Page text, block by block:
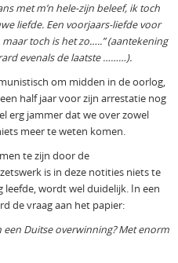
met m’n hele-zijn beleef, ik toch
liefde. Een voorjaars-liefde voor
toch is het zo…..” (aantekening
evenals de laatste ………).
om midden in de oorlog,
half jaar voor zijn arrestatie nog
erg jammer dat we over zowel
meer te weten komen.
te zijn door de
is in deze notities niets te
wordt wel duidelijk. In een
de vraag aan het papier:
een Duitse overwinning? Met enorm